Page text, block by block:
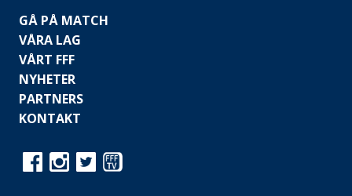
GÅ PÅ MATCH
VÅRA LAG
VÅRT FFF
NYHETER
PARTNERS
KONTAKT